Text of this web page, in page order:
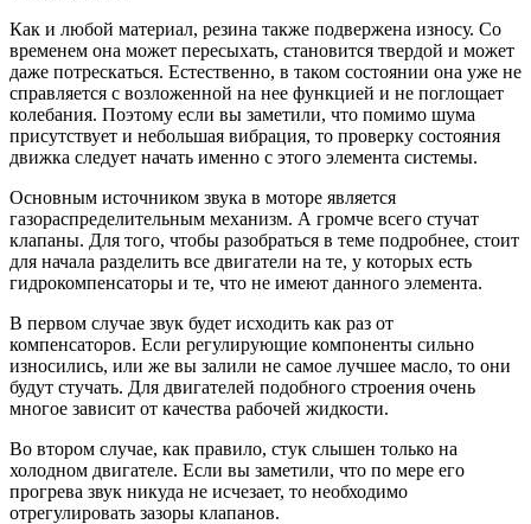
Как и любой материал, резина также подвержена износу. Со
временем она может пересыхать, становится твердой и может
даже потрескаться. Естественно, в таком состоянии она уже не
справляется с возложенной на нее функцией и не поглощает
колебания. Поэтому если вы заметили, что помимо шума
присутствует и небольшая вибрация, то проверку состояния
движка следует начать именно с этого элемента системы.
Основным источником звука в моторе является
газораспределительным механизм. А громче всего стучат
клапаны. Для того, чтобы разобраться в теме подробнее, стоит
для начала разделить все двигатели на те, у которых есть
гидрокомпенсаторы и те, что не имеют данного элемента.
В первом случае звук будет исходить как раз от
компенсаторов. Если регулирующие компоненты сильно
износились, или же вы залили не самое лучшее масло, то они
будут стучать. Для двигателей подобного строения очень
многое зависит от качества рабочей жидкости.
Во втором случае, как правило, стук слышен только на
холодном двигателе. Если вы заметили, что по мере его
прогрева звук никуда не исчезает, то необходимо
отрегулировать зазоры клапанов.